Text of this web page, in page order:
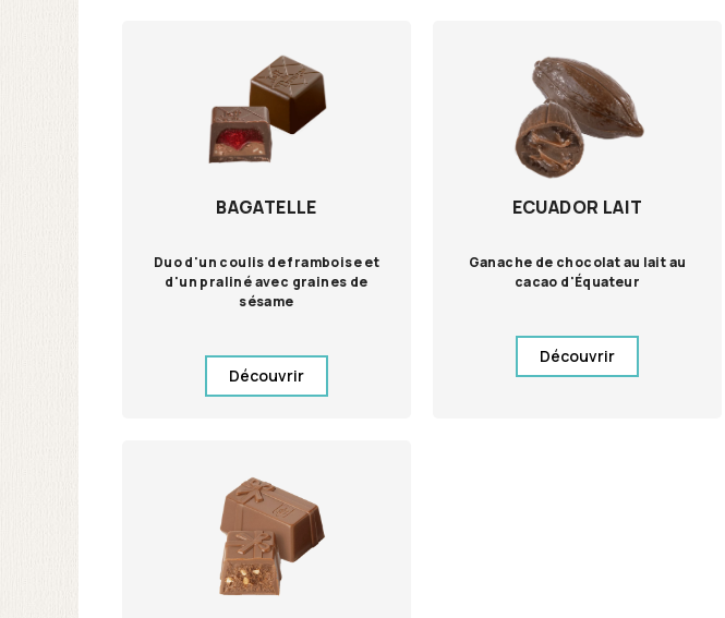
BAGATELLE
Duo d'un coulis de framboise et
d'un praliné avec graines de
sésame
Découvrir
ECUADOR LAIT
Ganache de chocolat au lait au
cacao d'Équateur
Découvrir